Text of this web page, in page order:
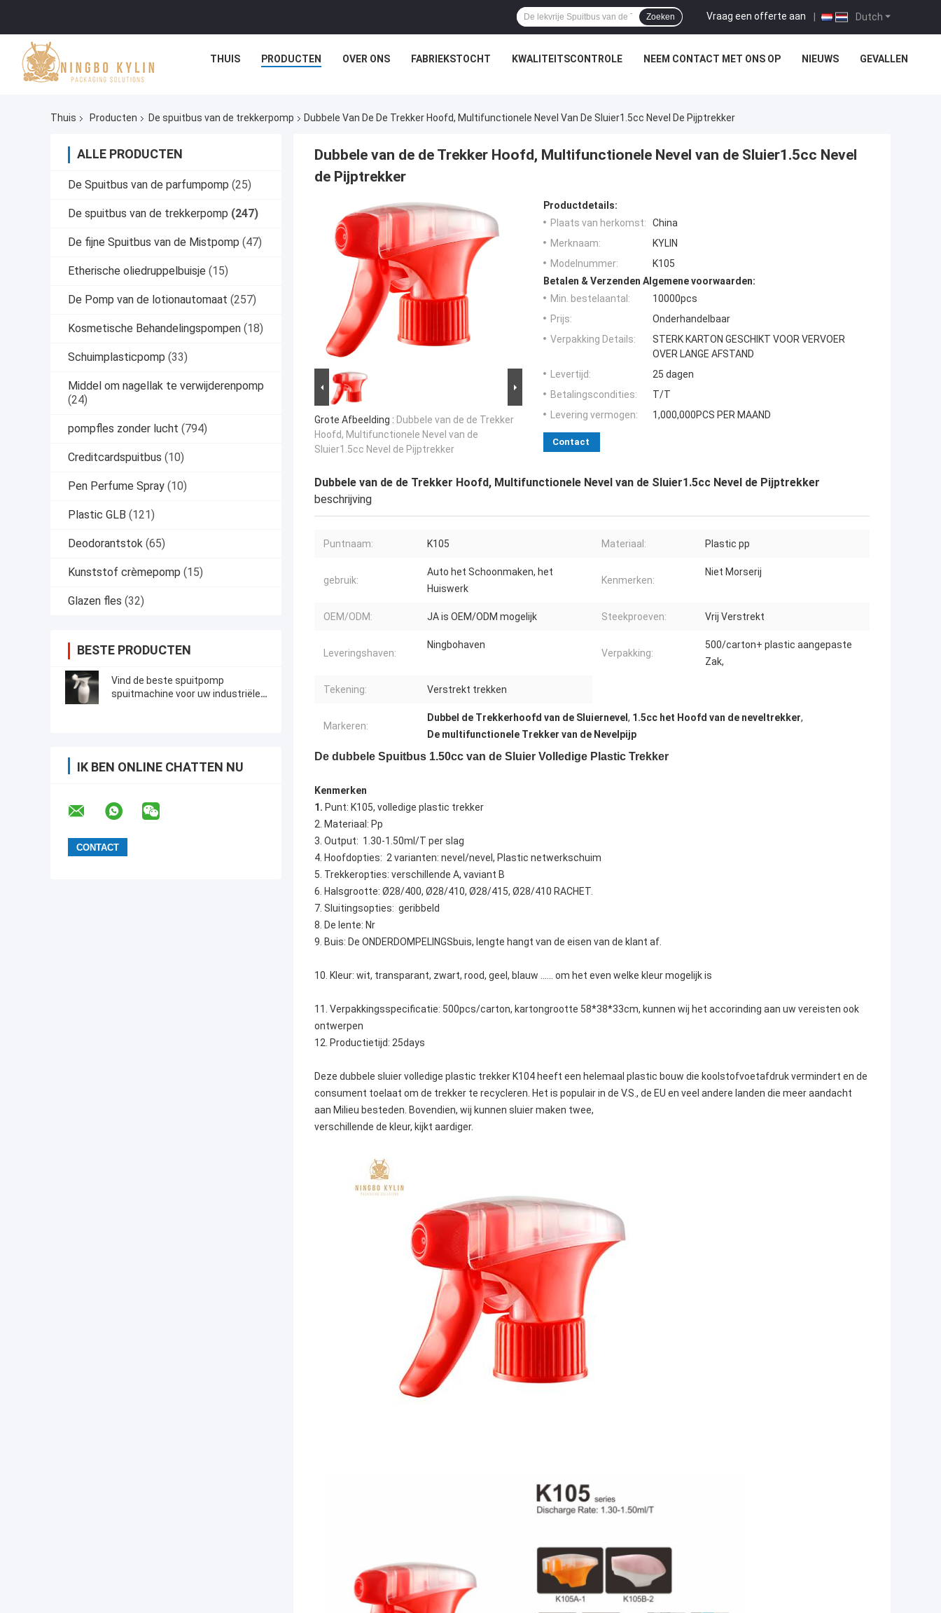
Dutch
Vraag een offerte aan |
Zoeken
THUIS PRODUCTEN OVER ONS FABRIEKSTOCHT KWALITEITSCONTROLE NEEM CONTACT MET ONS OP NIEUWS GEVALLEN
Thuis Producten De spuitbus van de trekkerpomp Dubbele Van De De Trekker Hoofd, Multifunctionele Nevel Van De Sluier1.5cc Nevel De Pijptrekker
ALLE PRODUCTEN
De Spuitbus van de parfumpomp (25)
De spuitbus van de trekkerpomp (247)
De fijne Spuitbus van de Mistpomp (47)
Etherische oliedruppelbuisje (15)
De Pomp van de lotionautomaat (257)
Kosmetische Behandelingspompen (18)
Schuimplasticpomp (33)
Middel om nagellak te verwijderenpomp
(24)
pompfles zonder lucht (794)
Creditcardspuitbus (10)
Pen Perfume Spray (10)
Plastic GLB (121)
Deodorantstok (65)
Kunststof crèmepomp (15)
Glazen fles (32)
BESTE PRODUCTEN
Vind de beste spuitpomp
spuitmachine voor uw industriële
IK BEN ONLINE CHATTEN NU
Dubbele van de de Trekker Hoofd, Multifunctionele Nevel van de Sluier1.5cc Nevel
de Pijptrekker
Grote Afbeelding : Dubbele van de de Trekker
Hoofd, Multifunctionele Nevel van de
Sluier1.5cc Nevel de Pijptrekker
Productdetails:
Plaats van herkomst:
China
Merknaam:
KYLIN
Modelnummer:
K105
Betalen & Verzenden Algemene voorwaarden:
Min. bestelaantal:
10000pcs
Prijs:
Onderhandelbaar
Verpakking Details:
STERK KARTON GESCHIKT VOOR VERVOER
OVER LANGE AFSTAND
Levertijd:
25 dagen
Betalingscondities:
T/T
Levering vermogen:
1,000,000PCS PER MAAND
Contact
Dubbele van de de Trekker Hoofd, Multifunctionele Nevel van de Sluier1.5cc Nevel de Pijptrekker
beschrijving
Puntnaam: K105 Materiaal: Plastic pp
gebruik:
Auto het Schoonmaken, het
Huiswerk
Kenmerken:
Niet Morserij
OEM/ODM: JA is OEM/ODM mogelijk Steekproeven: Vrij Verstrekt
Leveringshaven:
Ningbohaven
Verpakking:
500/carton+ plastic aangepaste
Zak,
Tekening: Verstrekt trekken
Markeren:
Dubbel de Trekkerhoofd van de Sluiernevel , 1.5cc het Hoofd van de neveltrekker,
De multifunctionele Trekker van de Nevelpijp
De dubbele Spuitbus 1.50cc van de Sluier Volledige Plastic Trekker
Kenmerken
1. Punt: K105, volledige plastic trekker
2. Materiaal: Pp
3. Output: 1.30-1.50ml/T per slag
4. Hoofdopties: 2 varianten: nevel/nevel, Plastic netwerkschuim
5. Trekkeropties: verschillende A, vaviant B
6. Halsgrootte: Ø28/400, Ø28/410, Ø28/415, Ø28/410 RACHET.
7. Sluitingsopties: geribbeld
8. De lente: Nr
9. Buis: De ONDERDOMPELINGSbuis, lengte hangt van de eisen van de klant af.
10. Kleur: wit, transparant, zwart, rood, geel, blauw ...... om het even welke kleur mogelijk is
11. Verpakkingsspecificatie: 500pcs/carton, kartongrootte 58*38*33cm, kunnen wij het accorinding aan uw vereisten ook
ontwerpen
12. Productietijd: 25days
Deze dubbele sluier volledige plastic trekker K104 heeft een helemaal plastic bouw die koolstofvoetafdruk vermindert en de
consument toelaat om de trekker te recycleren. Het is populair in de V.S., de EU en veel andere landen die meer aandacht
aan Milieu besteden. Bovendien, wij kunnen sluier maken twee,
verschillende de kleur, kijkt aardiger.